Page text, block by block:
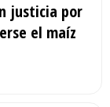
justicia por
el maíz